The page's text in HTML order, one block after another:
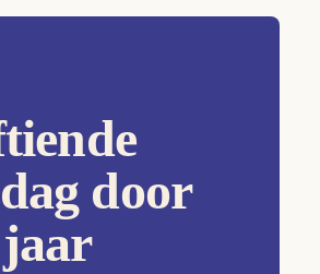
door